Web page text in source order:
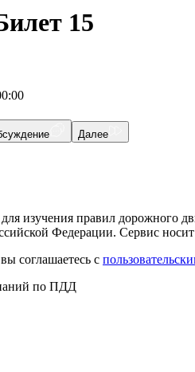
15
Далее
изучения правил дорожного
Федерации. Сервис
соглашаетесь с
по ПДД